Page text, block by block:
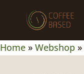
Home » Webshop »